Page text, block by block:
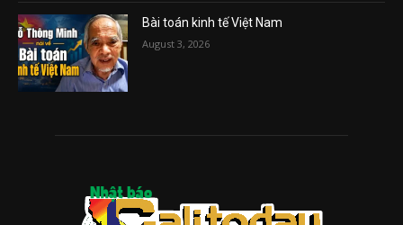
Bài toán kinh tế Việt Nam
August 3, 2026